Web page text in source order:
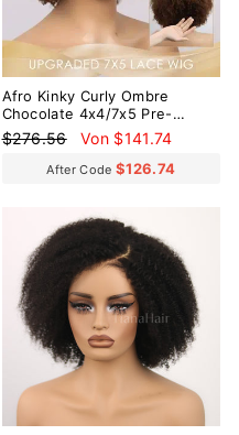
Afro Kinky Curly Ombre
Chocolate 4x4/7x5 Pre-
Everyhthing & Transparent
Lace Wear Go Glueless Wig
Normaler
$276.56 Sonderpreis
Von $141.74
After Code $126.74